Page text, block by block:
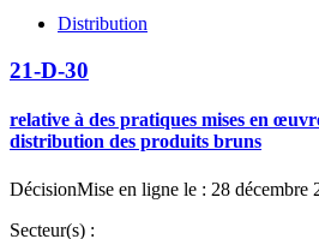
Distribution
21-D-30
relative à des pratiques mises en
distribution des produits bruns
DécisionMise en ligne le : 28 décembre
Secteur(s) :